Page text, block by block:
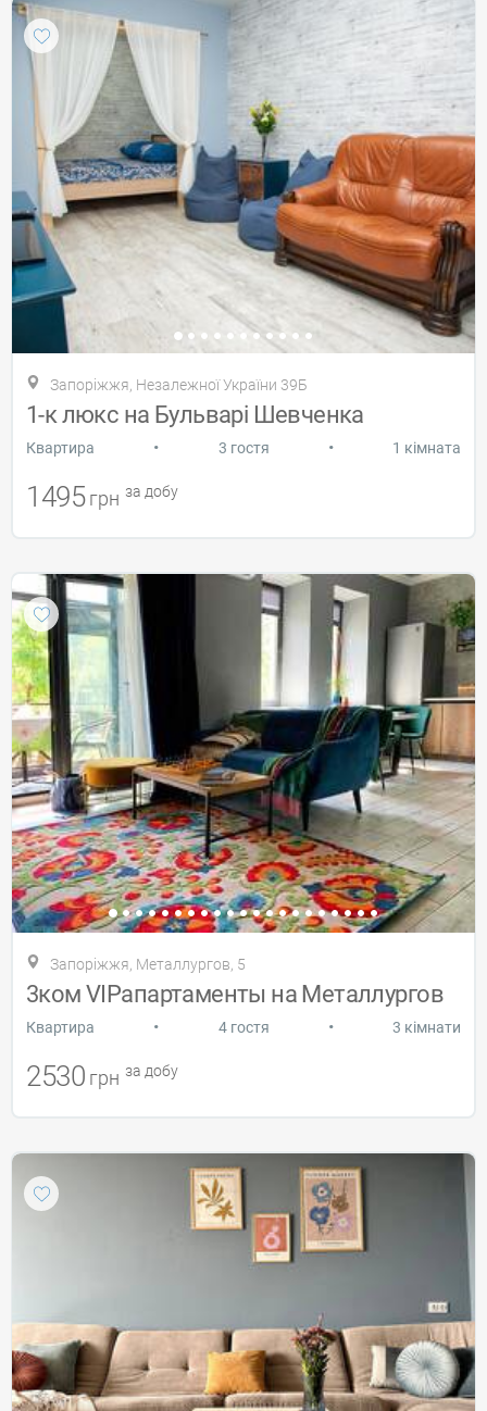
Запоріжжя, Незалежної України 39Б
1-к люкс на Бульварі Шевченка
Квартира • 3 гостя • 1 кімната
1495 грн за добу
Запоріжжя, Металлургов, 5
3ком VIPапартаменты на Металлургов
Квартира • 4 гостя • 3 кімнати
2530 грн за добу